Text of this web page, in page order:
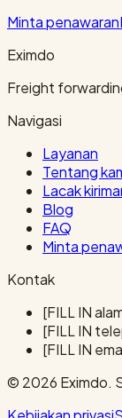
Minta penawaran
Eximdo
Freight
Navigasi
Layanan
Tentang
Lacak
Blog
FAQ
Minta
Kontak
[FILL IN
[FILL IN
[FILL IN
© 2026 Eximdo.